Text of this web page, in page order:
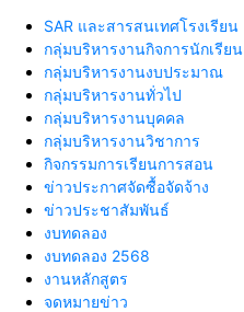
SAR และสารสนเทศโรงเรียน
กลุ่มบริหารงานกิจการนักเรียน
กลุ่มบริหารงานงบประมาณ
กลุ่มบริหารงานทั่วไป
กลุ่มบริหารงานบุคคล
กลุ่มบริหารงานวิชาการ
กิจกรรมการเรียนการสอน
ข่าวประกาศจัดซื้อจัดจ้าง
ข่าวประชาสัมพันธ์
งบทดลอง
งบทดลอง 2568
งานหลักสูตร
จดหมายข่าว